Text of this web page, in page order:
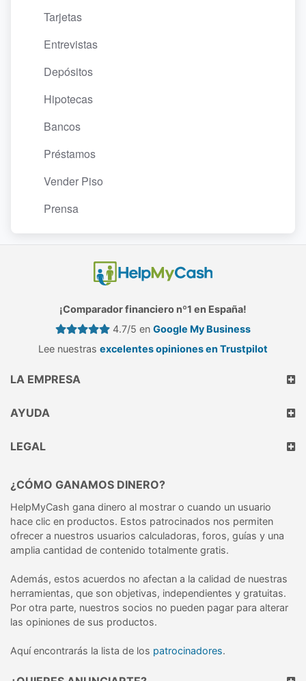
Tarjetas
Entrevistas
Depósitos
Hipotecas
Bancos
Préstamos
Vender Piso
Prensa
¡Comparador financiero nº1 en España!
4.7/5 en Google My Business
Lee nuestras excelentes opiniones en Trustpilot
LA EMPRESA
AYUDA
LEGAL
¿CÓMO GANAMOS DINERO?
HelpMyCash gana dinero al mostrar o cuando un usuario
hace clic en productos. Estos patrocinados nos permiten
ofrecer a nuestros usuarios calculadoras, foros, guías y una
amplia cantidad de contenido totalmente gratis.
Además, estos acuerdos no afectan a la calidad de nuestras
herramientas, que son objetivas, independientes y gratuitas.
Por otra parte, nuestros socios no pueden pagar para alterar
las opiniones de sus productos.
Aquí encontrarás la lista de los patrocinadores.